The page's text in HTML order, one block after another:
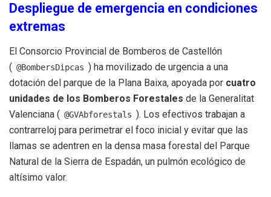
Despliegue de emergencia en condiciones
extremas
El Consorcio Provincial de Bomberos de Castellón
( @BombersDipcas ) ha movilizado de urgencia a una
dotación del parque de la Plana Baixa, apoyada por cuatro
unidades de los Bomberos Forestales de la Generalitat
Valenciana ( @GVAbforestals ). Los efectivos trabajan a
contrarreloj para perimetrar el foco inicial y evitar que las
llamas se adentren en la densa masa forestal del Parque
Natural de la Sierra de Espadán, un pulmón ecológico de
altísimo valor.